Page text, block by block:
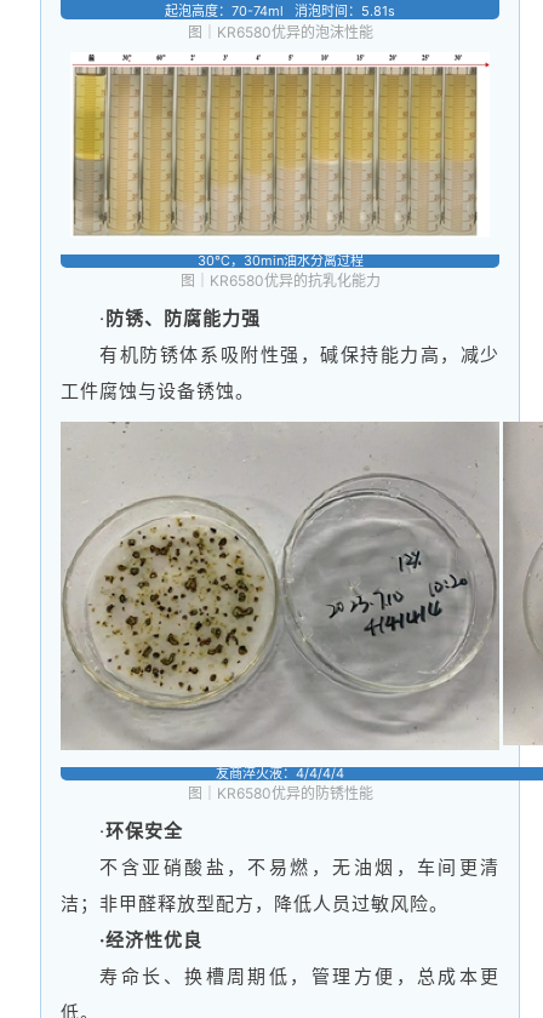
起泡高度：70-74ml消泡时间：5.81s
图｜KR6580优异的泡沫性能
30℃，30min油水分离过程
图｜KR6580优异的抗乳化能力
·防锈、防腐能力强
有机防锈体系吸附性强，碱保持能力高，减少
工件腐蚀与设备锈蚀。
友商淬火液：4/4/4/4
图｜KR6580优异的防锈性能
·环保安全
不含亚硝酸盐，不易燃，无油烟，车间更清
洁；非甲醛释放型配方，降低人员过敏风险。
·经济性优良
寿命长、换槽周期低，管理方便，总成本更
低。